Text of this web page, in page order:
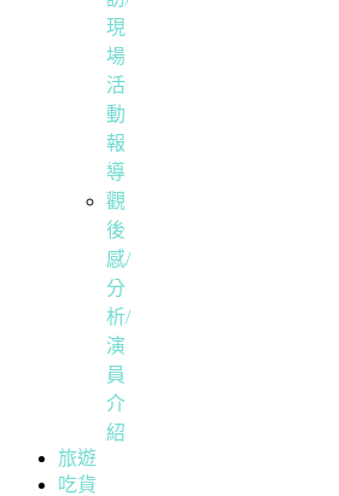
現
場
活
動
報
導
觀
後
感/
分
析/
演
員
介
紹
旅遊
吃貨